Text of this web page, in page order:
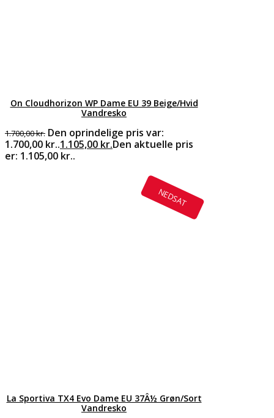
On Cloudhorizon WP Dame EU 39 Beige/Hvid
Vandresko
1.700,00kr. Den oprindelige pris var:
1.700,00 kr..1.105,00 kr.Den aktuelle pris
er: 1.105,00 kr..
NEDSAT
La Sportiva TX4 Evo Dame EU 37Â½ Grøn/Sort
Vandresko